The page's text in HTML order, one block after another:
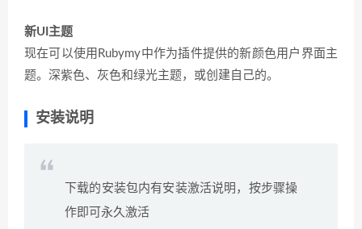
新UI主题
现在可以使用Rubymy中作为插件提供的新颜色用户界面主
题。深紫色、灰色和绿光主题，或创建自己的。
安装说明
下载的安装包内有安装激活说明，按步骤操
作即可永久激活